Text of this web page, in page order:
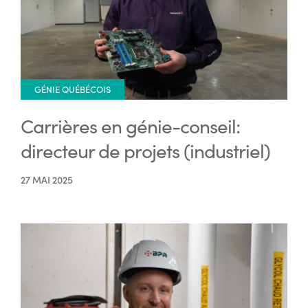
GÉNIE QUÉBÉCOIS
Carrières en génie-conseil:
directeur de projets (industriel)
27 MAI 2025